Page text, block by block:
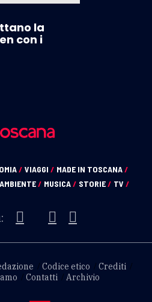
la
con i
/ VIAGGI / MADE IN TOSCANA/
AMBIENTE/ MUSICA/ STORIE/ TV /
Codice etico
Crediti
Contatti Archivio